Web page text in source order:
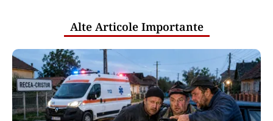
Alte Articole Importante